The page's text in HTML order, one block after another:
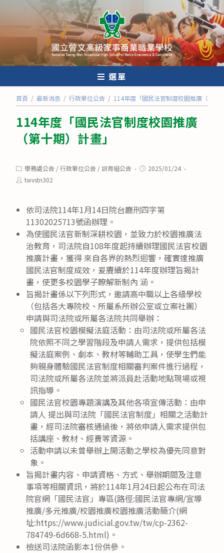
內
選單
首頁 / 最新消息 / 行政單位公告 / 114年度「國民法官制度校園推廣（第十
114年度「國民法官制度校園推廣
（第十期）計畫」
Post
category:
學務處公告 /行政單位公告 /訓育組公告
Post2025/01/24
Posttwvstn302
依司法院114年1月14日院台廳刑四字第
11302025713號函辦理。
為使國民法官新制深耕校園，並致力於校園推廣法
治教育，司法院自108年度起持續辦理國民法官校園
推廣計畫，獲得 來自各界的熱烈迴響，確實達推廣
國民法官制度成效，爰賡續於114年度辦理旨揭計
畫，使更多校園學子瞭解新制內 涵。
旨揭計畫係以下列形式，邀請高中職以上各級學校
（包括各大專院校、所屬系所辦公室或立案社團）
申請與司法院或所屬各法院共同舉辦：
國民法官校園模擬法庭活動：由司法院或所屬各法
院依照不同之學習階段及申請人需求，提供包括模
擬法庭案例、劇本、教材等輔助工具，使學生們能
夠親身體驗國民法官制度相關審判案件進行過程，
司法院或所屬各法院並將派員赴活動地點現場或視
訊指導。
國民法官校園專題演講及其他各項宣傳活動：由申
請人 提出與司法院「國民法官制度」相關之活動計
畫，經司法院審核通過後，將依申請人需求提供包
括講座、教材、經費等資源。
活動申請以未曾舉辦上開活動之學校為優先同意對
象。
旨揭計畫内容、申請資格、方式、舉辦期間及注意
事項等相關資訊，將於114年1月24日起公布在司法
院官網「國民法官」專區(路徑:國民法官專網/宣導
推廣/多元推廣/校園推廣校園推廣活動簡介(網
址:https://www.judicial.gov.tw/tw/cp-2362-
784749-6d668-5.html)。
檢送司法院函影本1份供參。